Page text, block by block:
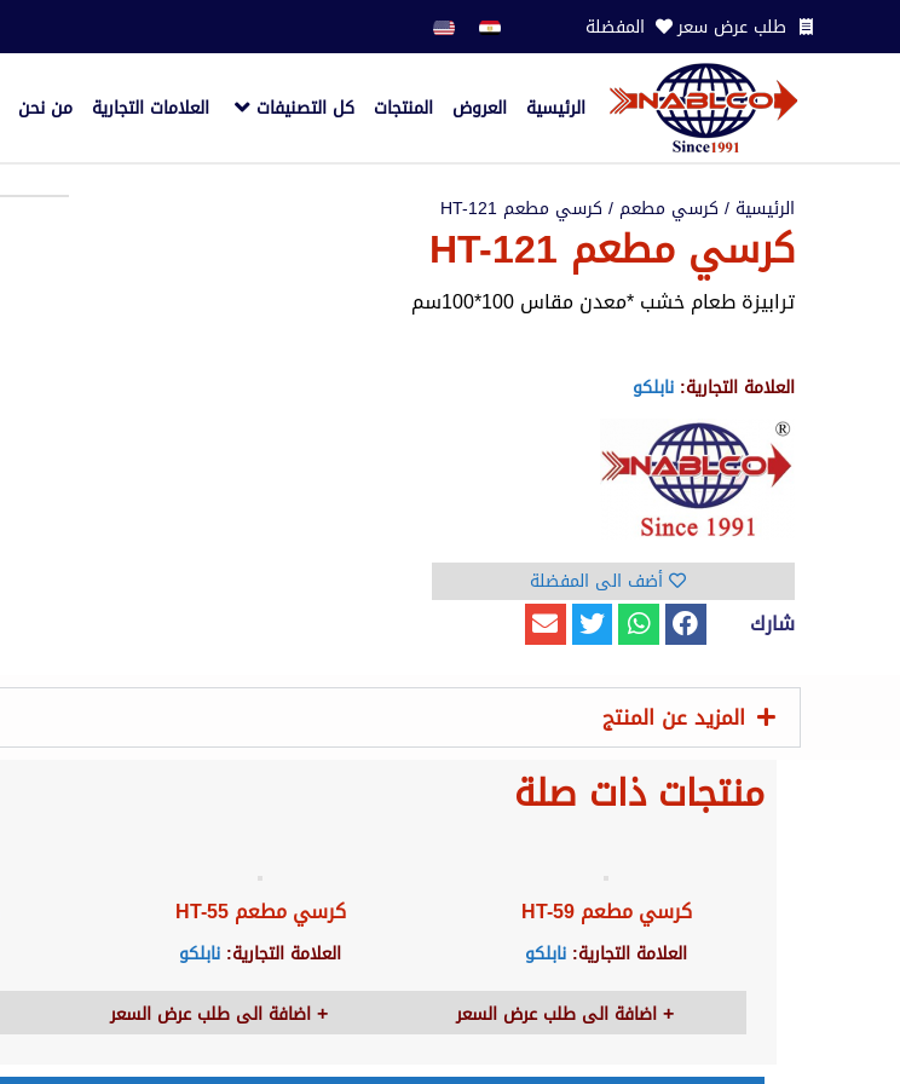
طلب عرض سعر المفضلة
الرئيسية العروض المنتجات كل التصنيفات العلامات التجارية من نحن
الرئيسية / كرسي مطعم/ كرسي مطعم HT-121
كرسي مطعم HT-121
ترابيزة طعام خشب *معدن مقاس 100*100سم
العلامة التجارية: نابلكو
أضف الى المفضلة
شارك
المزيد عن المنتج
منتجات ذات صلة
كرسي مطعم HT-59
العلامة التجارية: نابلكو
اضافة الى طلب عرض السعر
كرسي مطعم HT-55
العلامة التجارية: نابلكو
اضافة الى طلب عرض السعر